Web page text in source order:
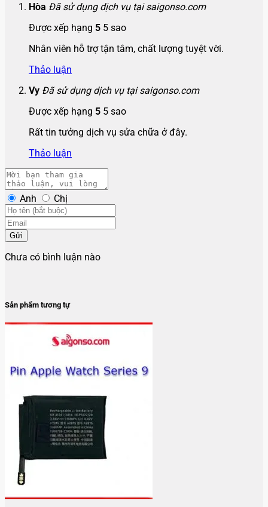
Hòa Đã sử dụng dịch vụ tại saigonso.com
Được xếp hạng 5 5 sao
Nhân viên hỗ trợ tận tâm, chất lượng tuyệt vời.
Thảo luận
Vy Đã sử dụng dịch vụ tại saigonso.com
Được xếp hạng 5 5 sao
Rất tin tưởng dịch vụ sửa chữa ở đây.
Thảo luận
Anh Chị
Gửi
Chưa có bình luận nào
Sản phẩm tương tự